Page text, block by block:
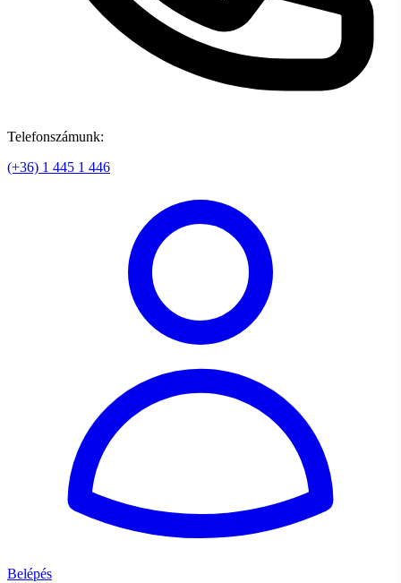
Telefonszámunk:
(+36) 1 445 1 446
Belépés